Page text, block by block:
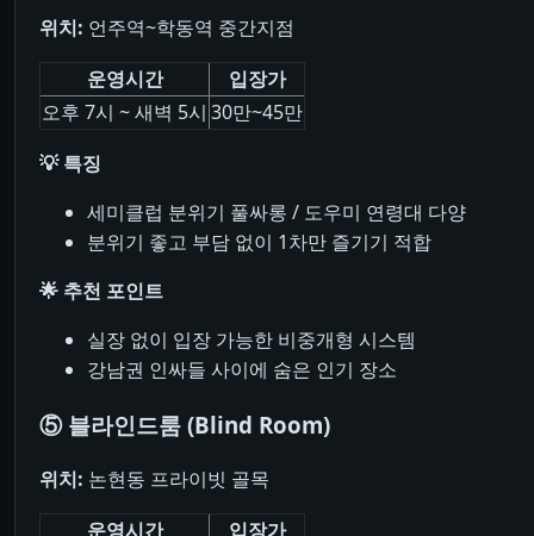
위치: 언주역~학동역 중간지점
운영시간
입장가
오후 7시 ~ 새벽 5시 30만~45만
💡 특징
세미클럽 분위기 풀싸롱 / 도우미 연령대 다양
분위기 좋고 부담 없이 1차만 즐기기 적합
🌟 추천 포인트
실장 없이 입장 가능한 비중개형 시스템
강남권 인싸들 사이에 숨은 인기 장소
⑤ 블라인드룸 (Blind Room)
위치: 논현동 프라이빗 골목
운영시간
입장가